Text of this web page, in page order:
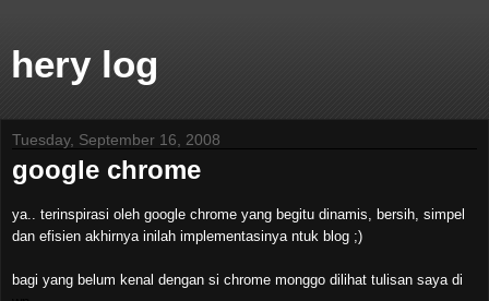
hery log
Tuesday, September 16, 2008
google chrome
ya.. terinspirasi oleh google chrome yang begitu dinamis, bersih, simpel
dan efisien akhirnya inilah implementasinya ntuk blog ;)
bagi yang belum kenal dengan si chrome monggo dilihat tulisan saya di